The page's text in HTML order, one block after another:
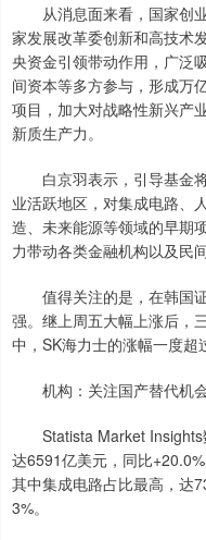
从消息面来看，国家创业
家发展改革委创新和高技术
央资金引领带动作用，广泛
间资本等多方参与，形成万
项目，加大对战略性新兴产
新质生产力。
白京羽表示，引导基金将
业活跃地区，对集成电路、
造、未来能源等领域的早期
力带动各类金融机构以及民
值得关注的是，在韩国证
强。继上周五大幅上涨后，
中，SK海力士的涨幅一度超
机构：关注国产替代机
Statista Market Insights
达6591亿美元，同比
其中集成电路占比最高，达
3%。